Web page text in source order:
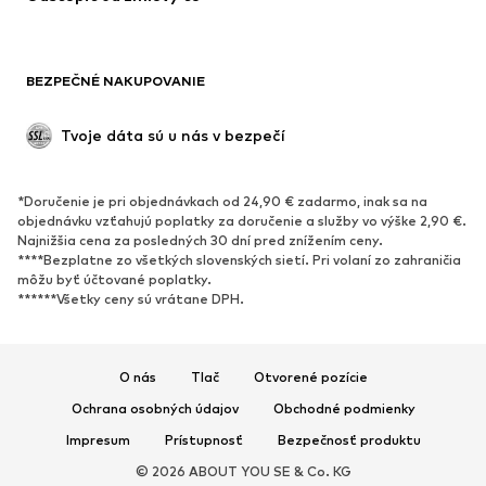
Nové
Kanady & čižmy
Poltopánky
ŠPORT
Športové oblečenie
Športová obuv
BEZPEČNÉ NAKUPOVANIE
Tvoje dáta sú u nás v bezpečí
*Doručenie je pri objednávkach od 24,90 € zadarmo, inak sa na
objednávku vzťahujú poplatky za doručenie a služby vo výške 2,90 €.
Najnižšia cena za posledných 30 dní pred znížením ceny.
****Bezplatne zo všetkých slovenských sietí. Pri volaní zo zahraničia
môžu byť účtované poplatky.
******Všetky ceny sú vrátane DPH.
O nás Tlač
Otvorené pozície
Ochrana osobných údajov
Obchodné podmienky
Impresum
Prístupnosť
Bezpečnosť produktu
© 2026 ABOUT YOU SE & Co. KG